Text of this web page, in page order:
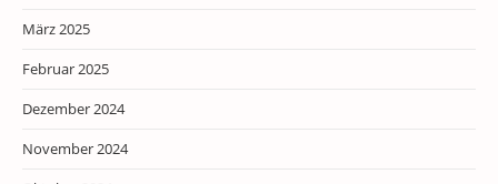
März 2025
Februar 2025
Dezember 2024
November 2024